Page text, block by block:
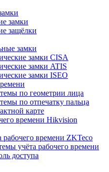
замки
защёлки
замки
замки CISA
замки ATIS
замки ISEO
по геометрии лица
по отпечатку пальца
карте
времени Hikvision
рабочего времени ZKTeco
учёта рабочего времени
доступа